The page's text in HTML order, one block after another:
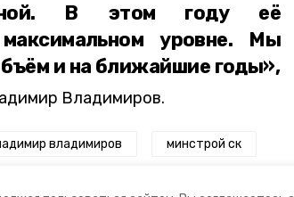
В этом году её
уровне. Мы
и на ближайшие годы»,
Владимиров.
владимиров минстрой ск